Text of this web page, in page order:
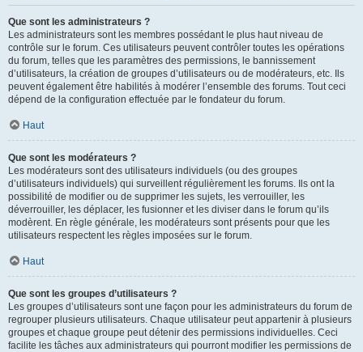
Que sont les administrateurs ?
Les administrateurs sont les membres possédant le plus haut niveau de
contrôle sur le forum. Ces utilisateurs peuvent contrôler toutes les opérations
du forum, telles que les paramètres des permissions, le bannissement
d’utilisateurs, la création de groupes d’utilisateurs ou de modérateurs, etc. Ils
peuvent également être habilités à modérer l’ensemble des forums. Tout ceci
dépend de la configuration effectuée par le fondateur du forum.
Haut
Que sont les modérateurs ?
Les modérateurs sont des utilisateurs individuels (ou des groupes
d’utilisateurs individuels) qui surveillent régulièrement les forums. Ils ont la
possibilité de modifier ou de supprimer les sujets, les verrouiller, les
déverrouiller, les déplacer, les fusionner et les diviser dans le forum qu’ils
modèrent. En règle générale, les modérateurs sont présents pour que les
utilisateurs respectent les règles imposées sur le forum.
Haut
Que sont les groupes d’utilisateurs ?
Les groupes d’utilisateurs sont une façon pour les administrateurs du forum de
regrouper plusieurs utilisateurs. Chaque utilisateur peut appartenir à plusieurs
groupes et chaque groupe peut détenir des permissions individuelles. Ceci
facilite les tâches aux administrateurs qui pourront modifier les permissions de